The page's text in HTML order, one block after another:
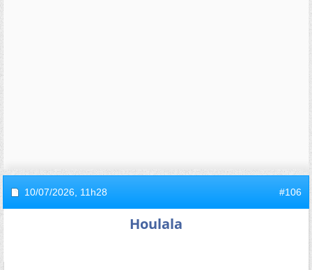
10/07/2026, 11h28 #106
Houlala